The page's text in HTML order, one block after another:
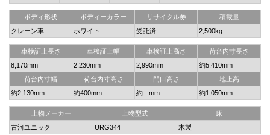
ボディ形状 ボディーカラー リサイクル券
積載量
クレーン車
ホワイト 受託済 2,500kg
車検証上長さ 車検証上幅 車検証上高さ
荷台内寸長さ
8,170mm
2,230mm 2,990mm
約5,410mm
荷台内寸幅
荷台内寸高さ 門口高さ
地上高
約2,130mm
約400mm 約 - mm 約1,050mm
上物メーカー 上物型式
床
古河ユニック
URG344 木製